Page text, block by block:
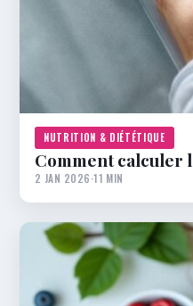
NUTRITION & DIÉTÉTIQUE
Comment calculer
2 JAN 2026·11 MIN